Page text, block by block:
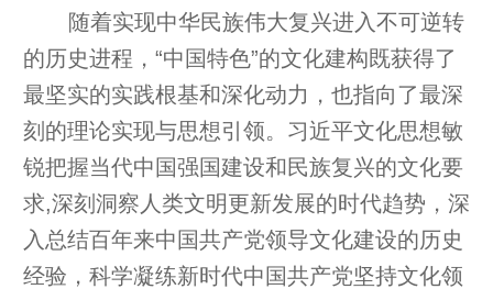
随着实现中华民族伟大复兴进入不可逆转
的历史进程，“中国特色”的文化建构既获得了
最坚实的实践根基和深化动力，也指向了最深
刻的理论实现与思想引领。习近平文化思想敏
锐把握当代中国强国建设和民族复兴的文化要
求,深刻洞察人类文明更新发展的时代趋势，深
入总结百年来中国共产党领导文化建设的历史
经验，科学凝练新时代中国共产党坚持文化领